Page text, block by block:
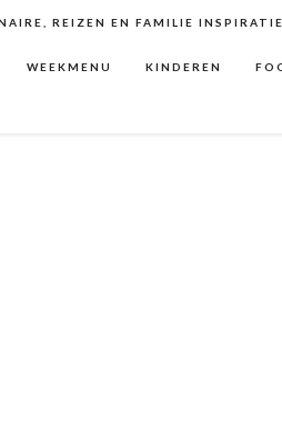
REIZEN EN FAMILIE
WEEKMENU KINDEREN